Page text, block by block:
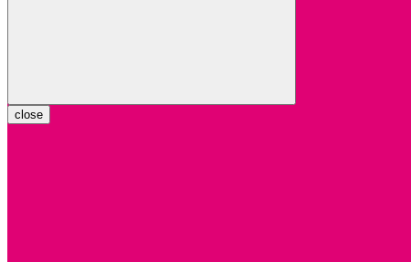
close